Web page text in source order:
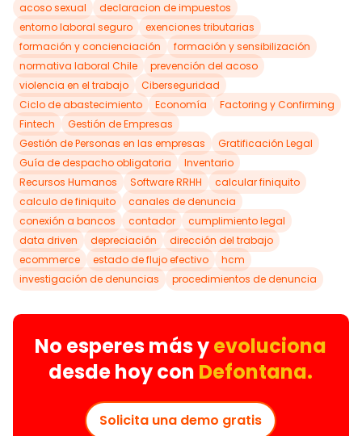
acoso sexual
declaracion de impuestos
entorno laboral seguro
exenciones tributarias
formación y concienciación
formación y sensibilización
normativa laboral Chile
prevención del acoso
violencia en el trabajo
Ciberseguridad
Ciclo de abastecimiento
Economía
Factoring y Confirming
Fintech
Gestión de Empresas
Gestión de Personas en las empresas
Gratificación Legal
Guía de despacho obligatoria
Inventario
Recursos Humanos
Software RRHH
calcular finiquito
calculo de finiquito
canales de denuncia
conexión a bancos
contador
cumplimiento legal
data driven
depreciación
dirección del trabajo
ecommerce
estado de flujo efectivo
hcm
investigación de denuncias
procedimientos de denuncia
No esperes más yevoluciona
desde hoy con Defontana.
Solicita una demo gratis